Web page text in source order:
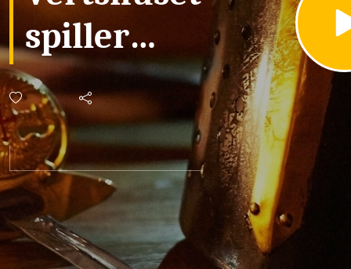
spiller
D&D 5e
Hardcore
Mode -
Kongens
last -